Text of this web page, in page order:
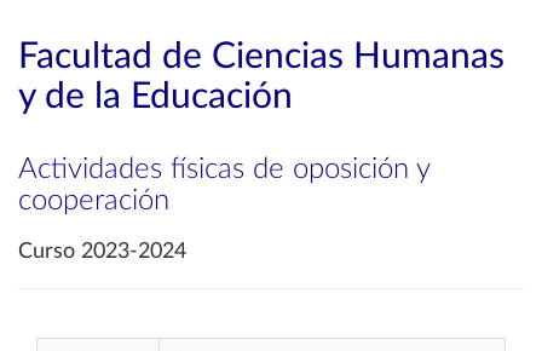
Facultad de Ciencias Humanas
y de la Educación
Actividades físicas de oposición y
cooperación
Curso 2023-2024